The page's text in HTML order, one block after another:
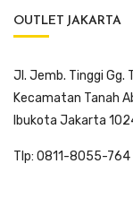
OUTLET JAKARTA
Jl. Jemb. Tinggi Gg.
Kecamatan Tanah
Ibukota Jakarta
Tlp: 0811-8055-764